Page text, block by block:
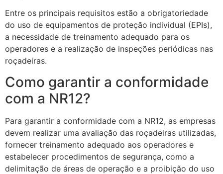
Entre os principais requisitos estão a obrigatoriedade
do uso de equipamentos de proteção individual (EPIs),
a necessidade de treinamento adequado para os
operadores e a realização de inspeções periódicas nas
roçadeiras.
Como garantir a conformidade
com a NR12?
Para garantir a conformidade com a NR12, as empresas
devem realizar uma avaliação das roçadeiras utilizadas,
fornecer treinamento adequado aos operadores e
estabelecer procedimentos de segurança, como a
delimitação de áreas de operação e a proibição do uso